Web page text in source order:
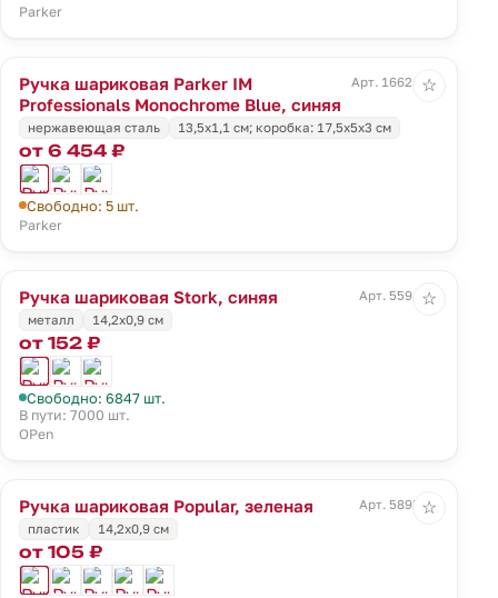
Parker
Ручка шариковая Parker IM
Professionals Monochrome Blue, синяя
Арт. 16621.40
нержавеющая сталь 13,5х1,1 см; коробка: 17,5х5х3 см
от 6 454 ₽
Свободно: 5 шт.
Parker
☆
Ручка шариковая Stork, синяя
Арт. 5594.40
металл
14,2х0,9 см
от 152 ₽
Свободно: 6847 шт.
В пути: 7000 шт.
OPen
☆
Ручка шариковая Popular, зеленая
Арт. 5895.90
пластик
14,2х0,9 см
от 105 ₽
☆